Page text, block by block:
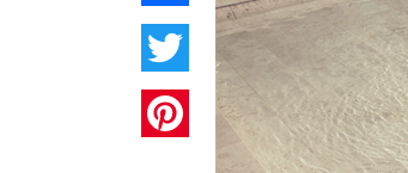
Pinterest